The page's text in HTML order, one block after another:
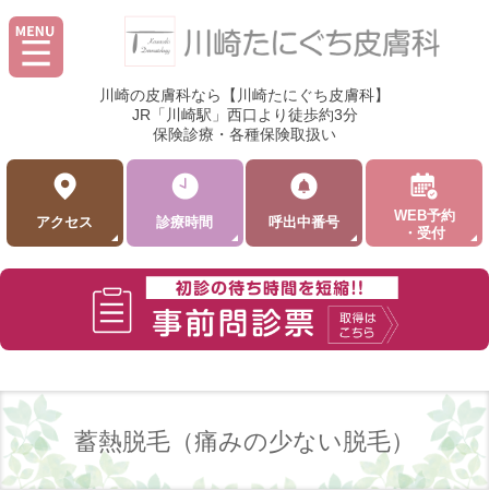
川崎の皮膚科なら【川崎たにぐち皮膚科】
JR「川崎駅」西口より徒歩約3分
保険診療・各種保険取扱い
アクセス 診療時間 呼出中番号
WEB予約
・受付
蓄熱脱毛（痛みの少ない脱毛）